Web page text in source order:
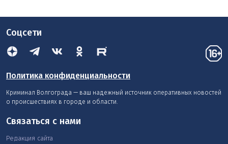
Соцсети
Политика конфиденциальности
Криминал Волгограда — ваш надежный источник оперативных новостей
о происшествиях в городе и области.
Связаться с нами
Редакция сайта